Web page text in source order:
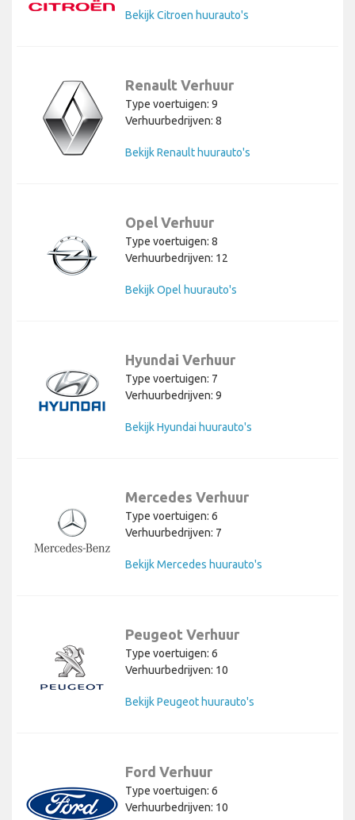
Bekijk Citroen huurauto's
Renault Verhuur
Type voertuigen: 9
Verhuurbedrijven: 8
Bekijk Renault huurauto's
Opel Verhuur
Type voertuigen: 8
Verhuurbedrijven: 12
Bekijk Opel huurauto's
Hyundai Verhuur
Type voertuigen: 7
Verhuurbedrijven: 9
Bekijk Hyundai huurauto's
Mercedes Verhuur
Type voertuigen: 6
Verhuurbedrijven: 7
Bekijk Mercedes huurauto's
Peugeot Verhuur
Type voertuigen: 6
Verhuurbedrijven: 10
Bekijk Peugeot huurauto's
Ford Verhuur
Type voertuigen: 6
Verhuurbedrijven: 10